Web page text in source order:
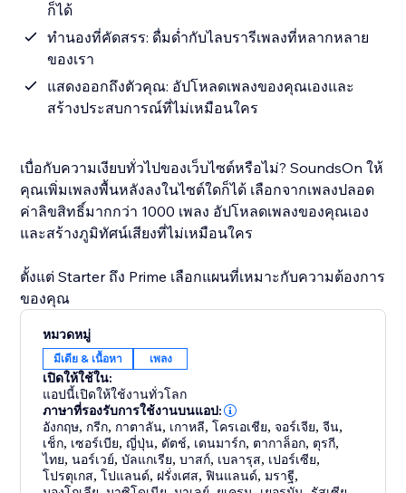
ก็ได้
ทำนองที่คัดสรร: ดื่มด่ำกับไลบรารีเพลงที่หลากหลาย
ของเรา
แสดงออกถึงตัวคุณ: อัปโหลดเพลงของคุณเองและ
สร้างประสบการณ์ที่ไม่เหมือนใคร
เบื่อกับความเงียบทั่วไปของเว็บไซต์หรือไม่? SoundsOn ให้
คุณเพิ่มเพลงพื้นหลังลงในไซต์ใดก็ได้ เลือกจากเพลงปลอด
ค่าลิขสิทธิ์มากกว่า 1000 เพลง อัปโหลดเพลงของคุณเอง
และสร้างภูมิทัศน์เสียงที่ไม่เหมือนใคร
ตั้งแต่ Starter ถึง Prime เลือกแผนที่เหมาะกับความต้องการ
ของคุณ
หมวดหมู่
มีเดีย & เนื้อหา เพลง
เปิดให้ใช้ใน:
แอปนี้เปิดให้ใช้งานทั่วโลก
ภาษาที่รองรับการใช้งานบนแอป:
อังกฤษ, กรีก, กาตาลัน, เกาหลี,โครเอเชีย,จอร์เจีย,จีน,
เช็ก, เซอร์เบีย,ญี่ปุ่น, ดัตช์, เดนมาร์ก, ตากาล็อก, ตุรกี,
ไทย,นอร์เวย์,บัลแกเรีย,บาสก์, เบลารุส, เปอร์เซีย,
โปรตุเกส,โปแลนด์, ฝรั่งเศส,ฟินแลนด์,มราฐี,